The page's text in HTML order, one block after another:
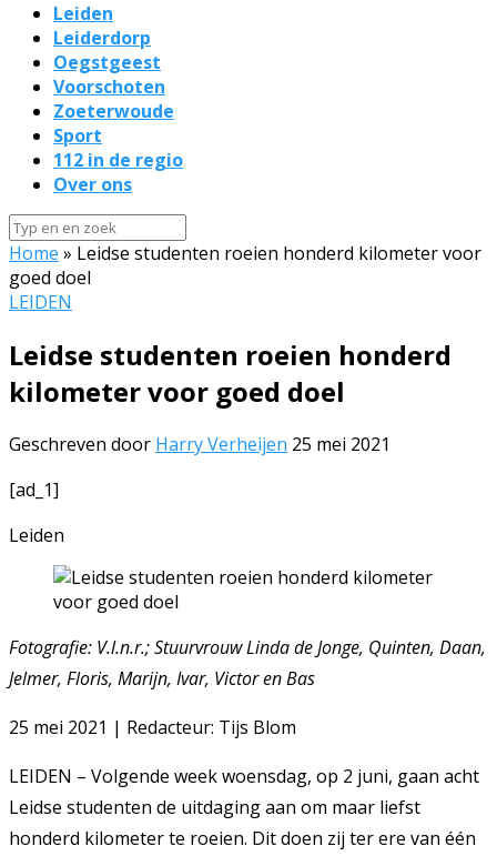
Leiden
Leiderdorp
Oegstgeest
Voorschoten
Zoeterwoude
Sport
112 in de regio
Over ons
Home » Leidse studenten roeien honderd kilometer voor
goed doel
LEIDEN
Leidse studenten roeien honderd
kilometer voor goed doel
Geschreven door Harry Verheijen 25 mei 2021
[ad_1]
Leiden
Fotografie: V.l.n.r.; Stuurvrouw Linda de Jonge, Quinten, Daan,
Jelmer, Floris, Marijn, Ivar, Victor en Bas
25 mei 2021 | Redacteur: Tijs Blom
LEIDEN – Volgende week woensdag, op 2 juni, gaan acht
Leidse studenten de uitdaging aan om maar liefst
honderd kilometer te roeien. Dit doen zij ter ere van één